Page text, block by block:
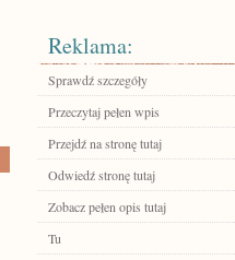
Reklama:
Sprawdź szczegóły
Przeczytaj pełen wpis
Przejdź na stronę tutaj
Odwiedź stronę tutaj
Zobacz pełen opis tutaj
Tu